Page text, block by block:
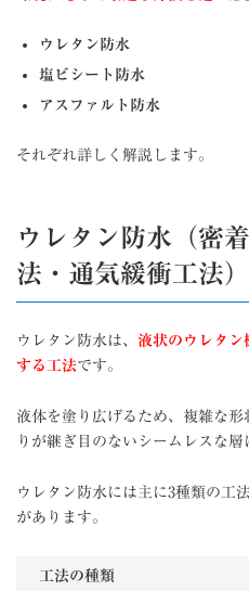
ウレタン防水
塩ビシート防水
アスファルト防水
それぞれ詳しく解説します。
ウレタン防水（密
法・通気緩衝工法）
ウレタン防水は、 液状のウレタン
する工法です。
液体を塗り広げるため、複雑な
りが継ぎ目のないシームレスな層
ウレタン防水には主に3種類の工
があります。
工法の種類